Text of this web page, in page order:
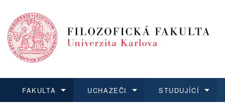
FAKULTA UCHAZEČI STUDUJÍCÍ